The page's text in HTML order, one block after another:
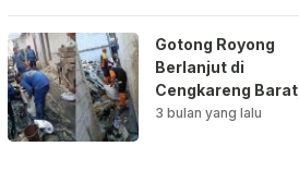
Gotong Royong
Berlanjut di
Cengkareng Barat,
Saluran Air
3 bulan yang lalu